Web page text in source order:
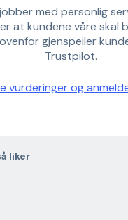
med personlig
at kundene våre skal
gjenspeiler
Trustpilot.
vurderinger og
liker